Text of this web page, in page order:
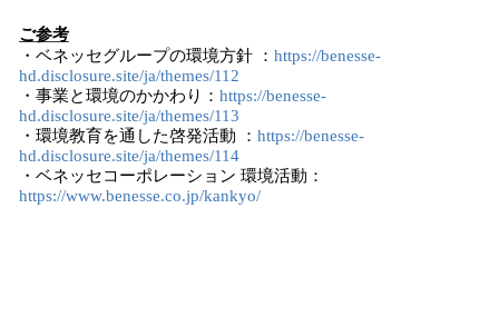
ご参考
・ベネッセグループの環境方針 ： https://benesse-
hd.disclosure.site/ja/themes/112
・事業と環境のかかわり： https://benesse-
hd.disclosure.site/ja/themes/113
・環境教育を通した啓発活動 ： https://benesse-
hd.disclosure.site/ja/themes/114
・ベネッセコーポレーション 環境活動：
https://www.benesse.co.jp/kankyo/